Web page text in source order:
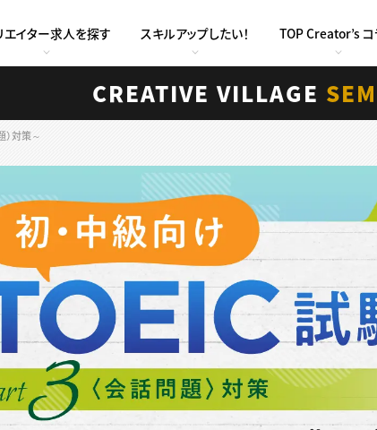
エイター求人を探す スキルアップしたい！ TOP Creator’s コ
CREATIVE VILLAGE
）対策～